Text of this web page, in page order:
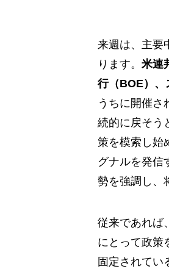
来週は、主要
ります。 米連
行（BOE）、
うちに開催さ
続的に戻そう
策を模索し始
グナルを発信
勢を強調し、
従来であれば
にとって政策
固定されてい